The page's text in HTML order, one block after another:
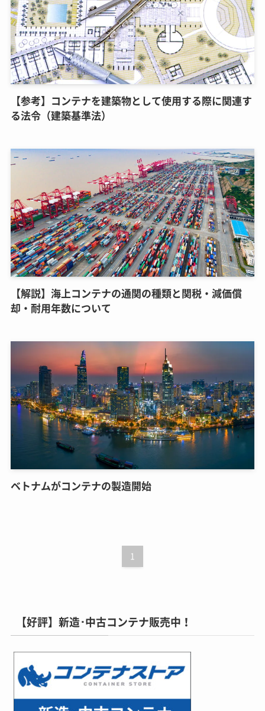
【参考】コンテナを建築物として使用する際に関連す
る法令（建築基準法）
【解説】海上コンテナの通関の種類と関税・減価償
却・耐用年数について
ベトナムがコンテナの製造開始
1
【好評】新造･中古コンテナ販売中！